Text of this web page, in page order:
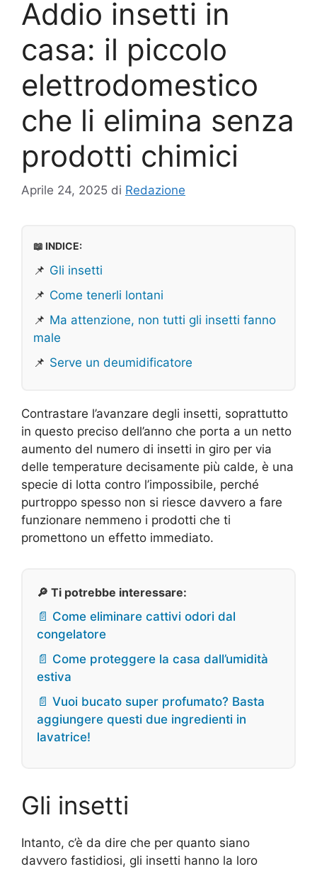
Addio insetti in
casa: il piccolo
elettrodomestico
che li elimina senza
prodotti chimici
Aprile 24, 2025 di Redazione
📖 INDICE:
📌 Gli insetti
📌 Come tenerli lontani
📌 Ma attenzione, non tutti gli insetti fanno
male
📌 Serve un deumidificatore
Contrastare l’avanzare degli insetti, soprattutto
in questo preciso dell’anno che porta a un netto
aumento del numero di insetti in giro per via
delle temperature decisamente più calde, è una
specie di lotta contro l’impossibile, perché
purtroppo spesso non si riesce davvero a fare
funzionare nemmeno i prodotti che ti
promettono un effetto immediato.
🔎 Ti potrebbe interessare:
📄 Come eliminare cattivi odori dal
congelatore
📄 Come proteggere la casa dall’umidità
estiva
📄 Vuoi bucato super profumato? Basta
aggiungere questi due ingredienti in
lavatrice!
Gli insetti
Intanto, c’è da dire che per quanto siano
davvero fastidiosi, gli insetti hanno la loro